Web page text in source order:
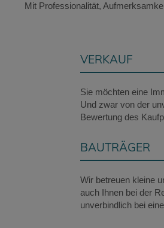
Mit Professionalität,
VERKAUF
Sie möchten eine
Und zwar von der
Bewertung des
BAUTRÄGER
Wir betreuen kleine
auch Ihnen bei der
unverbindlich bei